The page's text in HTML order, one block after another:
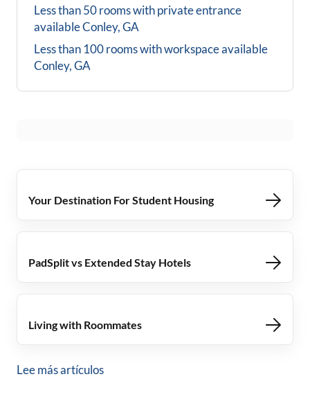
Less than 50 rooms with private entrance
availableConley, GA
Less than 100 rooms with workspace available
Conley, GA
Your Destination For Student Housing
PadSplit vs Extended Stay Hotels
Living with Roommates
Lee más artículos